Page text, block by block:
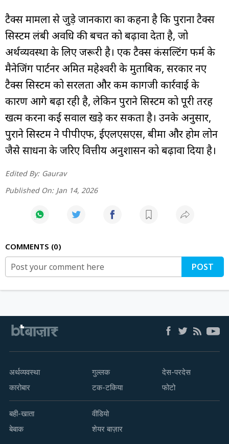
टैक्स मामलों से जुड़े जानकारों का कहना है कि पुराना टैक्स
सिस्टम लंबी अवधि की बचत को बढ़ावा देता है, जो
अर्थव्यवस्था के लिए जरूरी है। एक टैक्स कंसल्टिंग फर्म के
मैनेजिंग पार्टनर अमित महेश्वरी के मुताबिक, सरकार नए
टैक्स सिस्टम को सरलता और कम कागजी कार्रवाई के
कारण आगे बढ़ा रही है, लेकिन पुराने सिस्टम को पूरी तरह
खत्म करना कई सवाल खड़े कर सकता है। उनके अनुसार,
पुराने सिस्टम ने पीपीएफ, ईएलएसएस, बीमा और होम लोन
जैसे साधनों के जरिए वित्तीय अनुशासन को बढ़ावा दिया है।
Edited By: Gaurav
Published On: Jan 14, 2026
COMMENTS 0
POST
अर्थव्यवस्था
कारोबार
गुल्लक
टक-टकिया
देस-परदेस
फोटो
बही-खाता
बेबाक
वीडियो
शेयर बाज़ार